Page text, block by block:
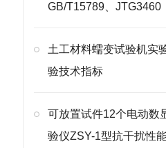
GB/T15789、JTG3460
土工材料蠕变试验机实
验技术指标
可放置试件12个电动数
验仪ZSY-1型抗干扰性